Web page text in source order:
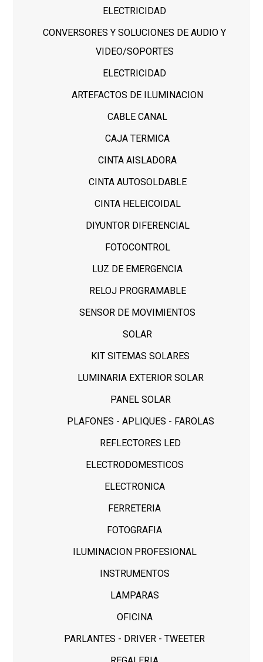
ELECTRICIDAD
CONVERSORES Y SOLUCIONES DE AUDIO Y
VIDEO/SOPORTES
ELECTRICIDAD
ARTEFACTOS DE ILUMINACION
CABLE CANAL
CAJA TERMICA
CINTA AISLADORA
CINTA AUTOSOLDABLE
CINTA HELEICOIDAL
DIYUNTOR DIFERENCIAL
FOTOCONTROL
LUZ DE EMERGENCIA
RELOJ PROGRAMABLE
SENSOR DE MOVIMIENTOS
SOLAR
KIT SITEMAS SOLARES
LUMINARIA EXTERIOR SOLAR
PANEL SOLAR
PLAFONES - APLIQUES - FAROLAS
REFLECTORES LED
ELECTRODOMESTICOS
ELECTRONICA
FERRETERIA
FOTOGRAFIA
ILUMINACION PROFESIONAL
INSTRUMENTOS
LAMPARAS
OFICINA
PARLANTES - DRIVER - TWEETER